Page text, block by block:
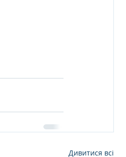
Дивитися всі